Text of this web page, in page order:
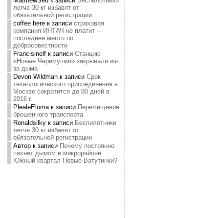
легче 30 кг избавят от
обязательной регистрации
coffee hereк записи страховая
компания ИНТАЧ не платит —
последнее место по
добросовестности
Francisinelfк записи Станцию
«Новые Черемушки» закрывали из-
за дыма
Devon Wildmanк записи Срок
технологического присоединения в
Москве сократится до 80 дней в
2016 г.
PlealeElomaк записи Перемещение
брошенного транспорта
Ronaldsilkyк записи Беспилотники
легче 30 кг избавят от
обязательной регистрации
Авторк записи Почему постоянно
пахнет дымом в микрорайоне
Южный квартал Новые Ватутинки?